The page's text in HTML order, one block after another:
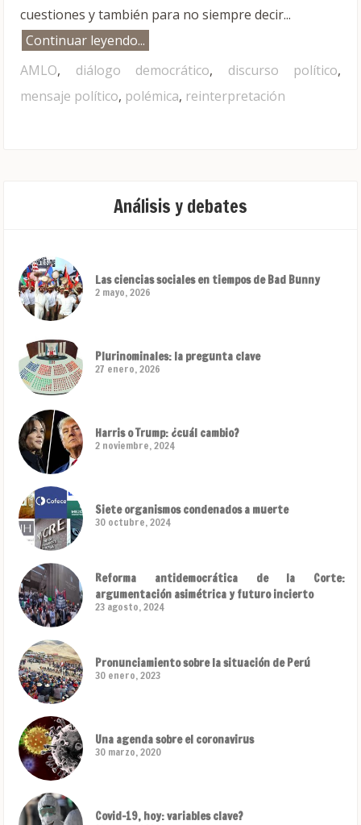
cuestiones y también para no siempre decir...
Continuar leyendo...
AMLO, diálogo democrático, discurso político,
mensaje político, polémica, reinterpretación
Análisis y debates
Las ciencias sociales en tiempos de Bad Bunny
2 mayo, 2026
Plurinominales: la pregunta clave
27 enero, 2026
Harris o Trump: ¿cuál cambio?
2 noviembre, 2024
Siete organismos condenados a muerte
30 octubre, 2024
Reforma antidemocrática de la Corte:
argumentación asimétrica y futuro incierto
23 agosto, 2024
Pronunciamiento sobre la situación de Perú
30 enero, 2023
Una agenda sobre el coronavirus
30 marzo, 2020
Covid-19, hoy: variables clave?